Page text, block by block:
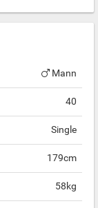
Mann
40
Single
179cm
58kg